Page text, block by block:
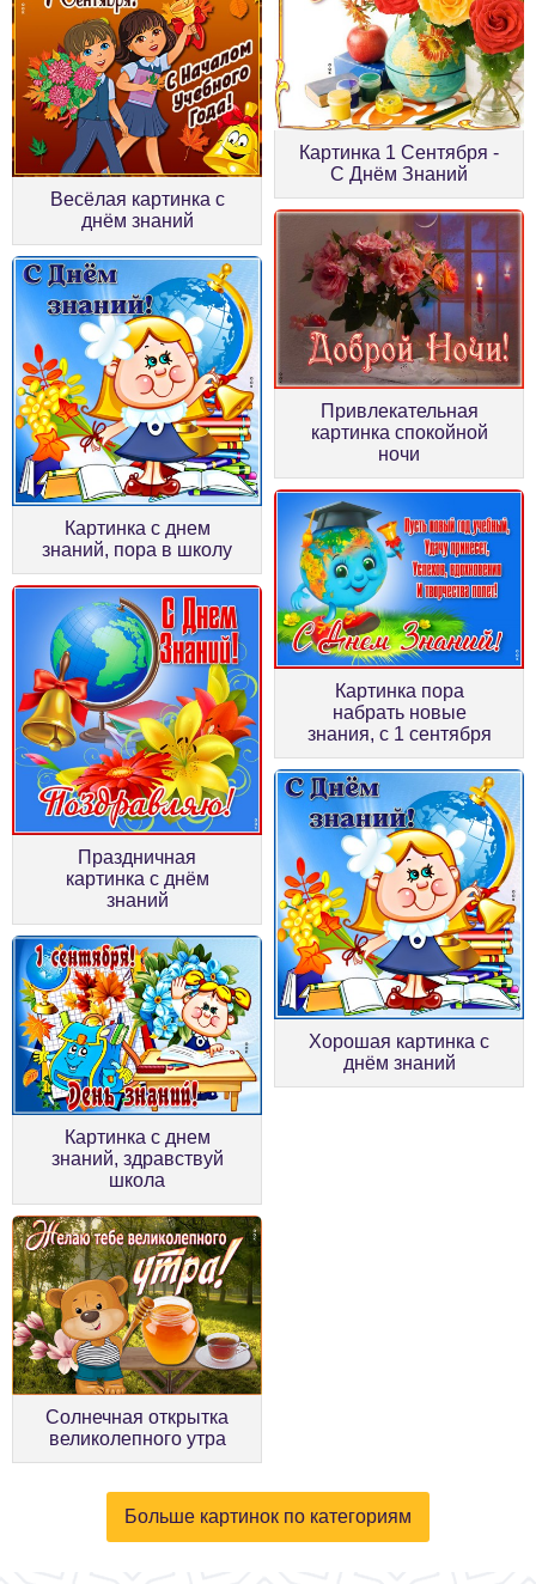
Весёлая картинка с
днём знаний
Картинка с днем
знаний, пора в школу
Картинка 1 Сентября -
С Днём Знаний
Праздничная
картинка с днём
знаний
Привлекательная
картинка спокойной
ночи
Картинка с днем
знаний, здравствуй
школа
Картинка пора
набрать новые
знания, с 1 сентября
Солнечная открытка
великолепного утра
Хорошая картинка с
днём знаний
Больше картинок по категориям